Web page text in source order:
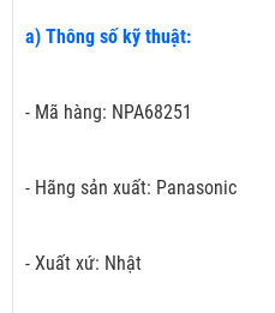
a) Thông số kỹ thuật:
- Mã hàng: NPA68251
- Hãng sản xuất: Panasonic
- Xuất xứ: Nhật